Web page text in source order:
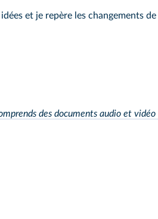
et je repère les changements de
des documents audio et